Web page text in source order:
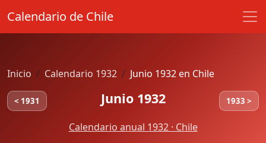
Calendario de Chile
Inicio Calendario 1932 Junio 1932 en Chile
< 1931 Junio 1932 1933 >
Calendario anual 1932 · Chile